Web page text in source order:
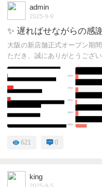
admin
2025-9-9
✨ 遅ればせながらの感
大阪の新店舗正式オープン期
ただき、誠にありがとうござい
621 0
king